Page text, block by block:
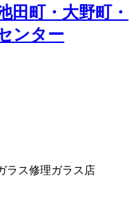
田町・大野町・
ンター
ラス修理ガラス店